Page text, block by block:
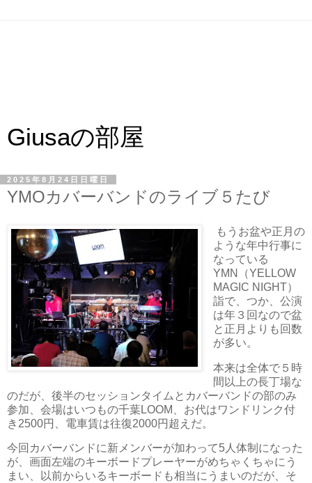
Giusaの部屋
2025年8月24日日曜日
YMOカバーバンドのライブ５たび
もうお盆や正月の
ような年中行事に
なっている
YMN（YELLOW
MAGIC NIGHT）
詣で、つか、公演
は年３回なので盆
と正月よりも回数
が多い。
本来は全体で５時
間以上の長丁場な
のだが、後半のセッションタイムとカバーバンドの部のみ
参加、会場はいつもの千葉LOOM、お代はワンドリンク付
き2500円、電車賃は往復2000円超えだ。
今回カバーバンドに新メンバーが加わって5人体制になった
が、画面左端のキーボードプレーヤーがめちゃくちゃにう
まい、以前からいるキーボードも相当にうまいのだが、そ